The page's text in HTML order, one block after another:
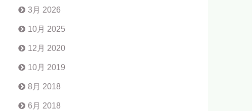
3月 2026
10月 2025
12月 2020
10月 2019
8月 2018
6月 2018